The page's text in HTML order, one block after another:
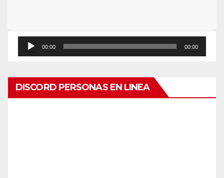
Reproductor
de
00:00 00:00
DISCORD PERSONAS EN LINEA